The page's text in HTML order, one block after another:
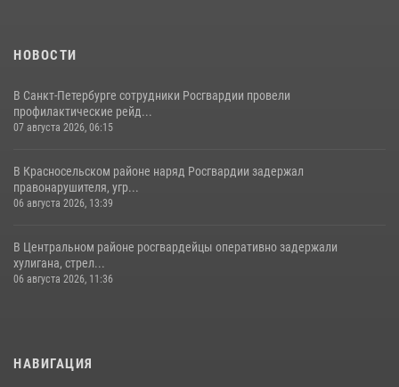
НОВОСТИ
В Санкт-Петербурге сотрудники Росгвардии провели
профилактические рейд...
07 августа 2026, 06:15
В Красносельском районе наряд Росгвардии задержал
правонарушителя, угр...
06 августа 2026, 13:39
В Центральном районе росгвардейцы оперативно задержали
хулигана, стрел...
06 августа 2026, 11:36
НАВИГАЦИЯ